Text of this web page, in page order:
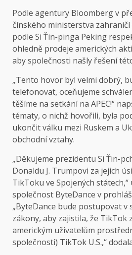
Podle agentury Bloomberg v
čínského ministerstva
podle Si Ťin-pinga Peking
ohledně prodeje amerických
aby společnosti našly řešení
„Tento hovor byl velmi dobrý,
telefonovat, oceňujeme
těšíme na setkání na APEC!“
tématy, o nichž hovořili, byla
ukončit válku mezi Ruskem a
obchodní vztahy.
„Děkujeme prezidentu Si Ťin-
Donaldu J. Trumpovi za jejich
TikToku ve Spojených
společnost ByteDance v
„ByteDance bude postupovat v
zákony, aby zajistila, že TikTok
americkým uživatelům
společnosti) TikTok U.S.,“